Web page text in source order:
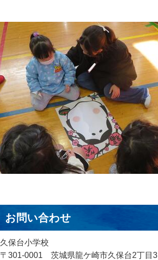
お問い合わせ
久保台小学校
〒301-0001 茨城県龍ケ崎市久保台2丁目3